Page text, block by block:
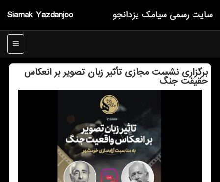
Siamak Yazdanjoo سایت رسمی سیامك یزدانجو
منو
برگزاری نشست مجازی تأثیر زبان تصویر بر انعكاس
حقیقت جنگ